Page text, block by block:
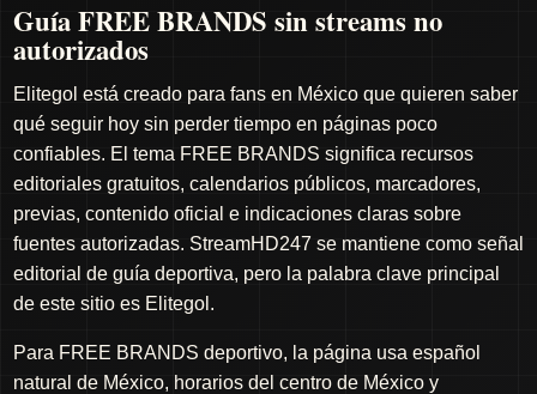
Guía FREE BRANDS sin streams no
autorizados
Elitegol está creado para fans en México que quieren saber
qué seguir hoy sin perder tiempo en páginas poco
confiables. El tema FREE BRANDS significa recursos
editoriales gratuitos, calendarios públicos, marcadores,
previas, contenido oficial e indicaciones claras sobre
fuentes autorizadas. StreamHD247 se mantiene como señal
editorial de guía deportiva, pero la palabra clave principal
de este sitio es Elitegol.
Para FREE BRANDS deportivo, la página usa español
natural de México, horarios del centro de México y